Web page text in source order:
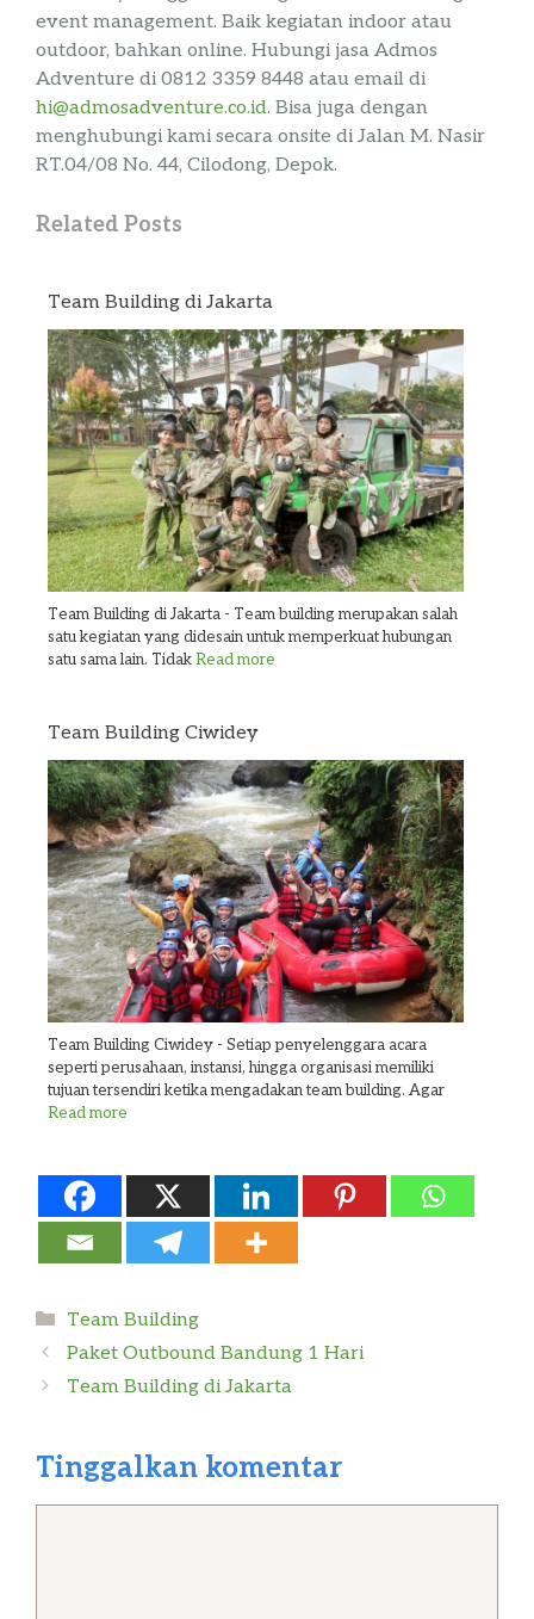
event management. Baik kegiatan indoor atau
outdoor, bahkan online. Hubungi jasa Admos
Adventure di 0812 3359 8448 atau email di
hi@admosadventure.co.id. Bisa juga dengan
menghubungi kami secara onsite di Jalan M. Nasir
RT.04/08 No. 44, Cilodong, Depok.
Related Posts
Team Building di Jakarta
Team Building di Jakarta - Team building merupakan salah
satu kegiatan yang didesain untuk memperkuat hubungan
satu sama lain. Tidak Read more
Team Building Ciwidey
Team Building Ciwidey - Setiap penyelenggara acara
seperti perusahaan, instansi, hingga organisasi memiliki
tujuan tersendiri ketika mengadakan team building. Agar
Read more
Kategori
Team Building
Paket Outbound Bandung 1 Hari
Team Building di Jakarta
Tinggalkan komentar